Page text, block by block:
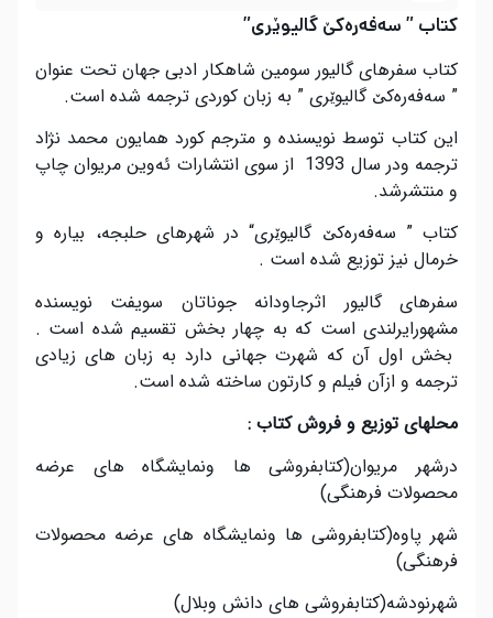
کتاب ” سه‌فه‌ره‌کێ گالیوێری”
کتاب سفرهای گالیور سومین شاهکار ادبی جهان تحت عنوان
” سهفهرهکێ گالیوێری ” به زبان کوردی ترجمه شده است.
این کتاب توسط نویسنده و مترجم کورد همایون محمد نژاد
ترجمه ودر سال 1393 از سوی انتشارات ئه
وین مریوان چاپ
و منتشرشد.
کتاب ” سهفهرهکێ گالیوێری“در شهرهای حلبجه، بیاره و
خرمال نیز توزیع شده است .
سفرهای گالیور اثرجاودانه جوناتان سویفت نویسنده
مشهورایرلندی است که به چهار بخش تقسیم شده است .
بخش اول آن که شهرت جهانی دارد به زبان های زیادی
ترجمه و ازآن فیلم و کارتون ساخته شده است.
محلهای توزیع و فروش کتاب :
درشهر مریوان(کتابفروشی ها ونمایشگاه های عرضه
محصولات فرهنگی)
شهر پاوه(کتابفروشی ها ونمایشگاه های عرضه محصولات
فرهنگی)
شهرنودشه(کتابفروشی های دانش وبلال)